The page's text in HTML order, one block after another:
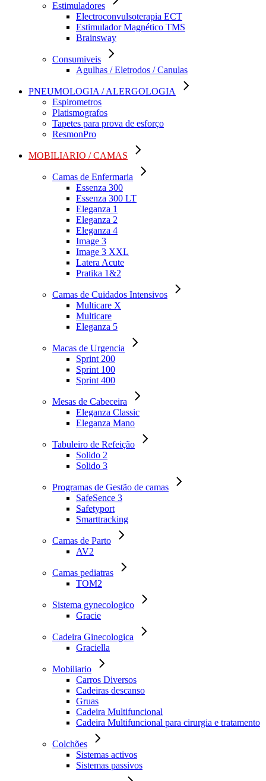
Estimuladores
Electroconvulsoterapia ECT
Estimulador Magnético TMS
Brainsway
Consumiveis
Agulhas / Eletrodos / Canulas
PNEUMOLOGIA / ALERGOLOGIA
Espirometros
Platismografos
Tapetes para prova de esforço
ResmonPro
MOBILIARIO / CAMAS
Camas de Enfermaria
Essenza 300
Essenza 300 LT
Eleganza 1
Eleganza 2
Eleganza 4
Image 3
Image 3 XXL
Latera Acute
Pratika 1&2
Camas de Cuidados Intensivos
Multicare X
Multicare
Eleganza 5
Macas de Urgencia
Sprint 200
Sprint 100
Sprint 400
Mesas de Cabeceira
Eleganza Classic
Eleganza Mano
Tabuleiro de Refeição
Solido 2
Solido 3
Programas de Gestão de camas
SafeSence 3
Safetyport
Smarttracking
Camas de Parto
AV2
Camas pediatras
TOM2
Sistema gynecologico
Gracie
Cadeira Ginecologica
Graciella
Mobiliario
Carros Diversos
Cadeiras descanso
Gruas
Cadeira Multifuncional
Cadeira Multifuncional para cirurgia e tratamento
Colchões
Sistemas activos
Sistemas passivos